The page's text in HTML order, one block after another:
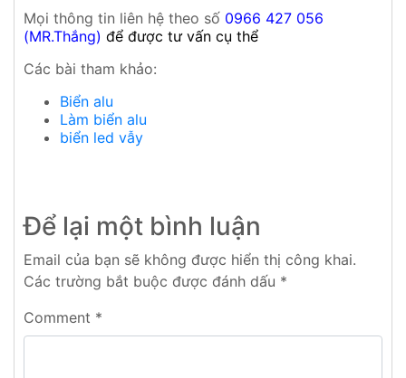
Mọi thông tin liên hệ theo số 0966 427 056
(MR.Thắng) để được tư vấn cụ thể
Các bài tham khảo:
Biển alu
Làm biển alu
biển led vẫy
Để lại một bình luận
Email của bạn sẽ không được hiển thị công khai.
Các trường bắt buộc được đánh dấu *
Comment *